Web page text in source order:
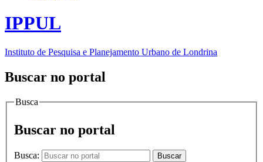
IPPUL
Instituto de Pesquisa e Planejamento Urbano de Londrina
Buscar no portal
Busca
Buscar no portal
Busca: Buscar